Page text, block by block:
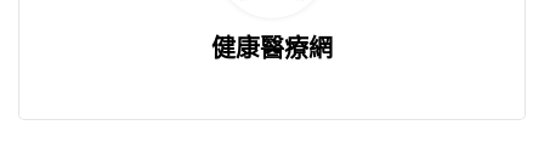
健康醫療網